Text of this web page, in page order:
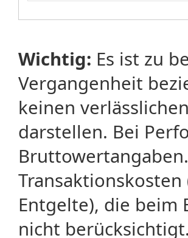
Wichtig: Es ist zu
Vergangenheit
keinen
darstellen. Bei
Entgelte), die beim
nicht